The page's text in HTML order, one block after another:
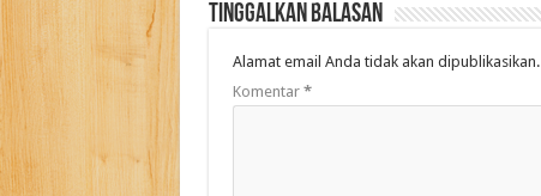
Tinggalkan Balasan
Alamat email Anda tidak akan dipublikasikan.
Komentar *